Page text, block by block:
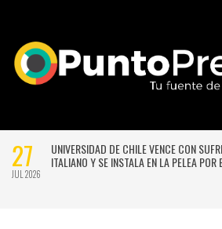
PRONOSTICAN UN NUEVO SISTEMA
A COMIENZOS DE LA PRÓXIMA